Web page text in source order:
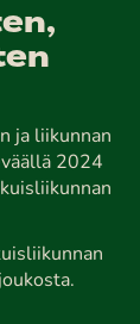
ja liikunnan
2024